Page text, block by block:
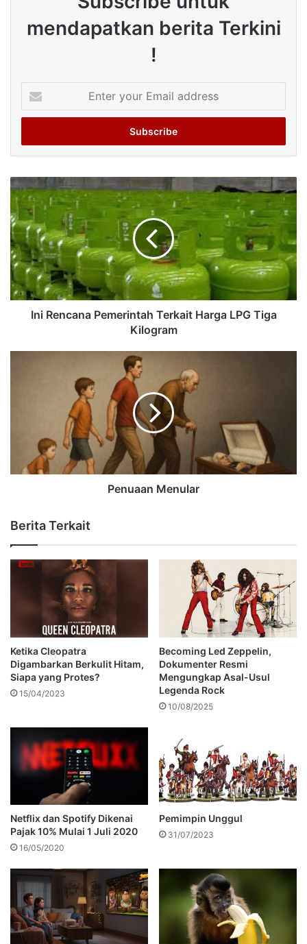
mendapatkan berita Terkini
!
your
Email
Ini Rencana Pemerintah Terkait Harga LPG Tiga
Kilogram
Penuaan Menular
Berita Terkait
Ketika Cleopatra
Digambarkan Berkulit Hitam,
Siapa yang Protes?
15/04/2023
Becoming Led Zeppelin,
Dokumenter Resmi
Mengungkap Asal-Usul
Legenda Rock
10/08/2025
Netflix dan Spotify Dikenai
Pajak 10% Mulai 1 Juli 2020
16/05/2020
Pemimpin Unggul
31/07/2023